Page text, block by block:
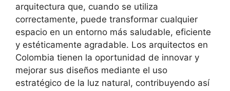
arquitectura que, cuando se utiliza
correctamente, puede transformar cualquier
espacio en un entorno más saludable, eficiente
y estéticamente agradable. Los arquitectos en
Colombia tienen la oportunidad de innovar y
mejorar sus diseños mediante el uso
estratégico de la luz natural, contribuyendo así